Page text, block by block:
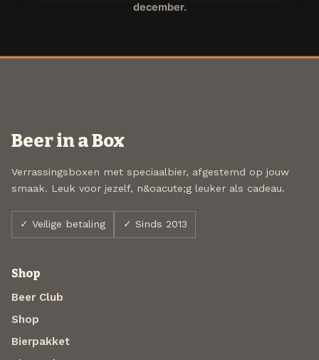
december.
Beer in a Box
Verrassingsboxen met speciaalbier, afgestemd op jouw
smaak. Leuk voor jezelf, n&oacute;g leuker als cadeau.
✓ Veilige betaling ✓ Sinds 2013
Shop
Beer Club
Shop
Bierpakket